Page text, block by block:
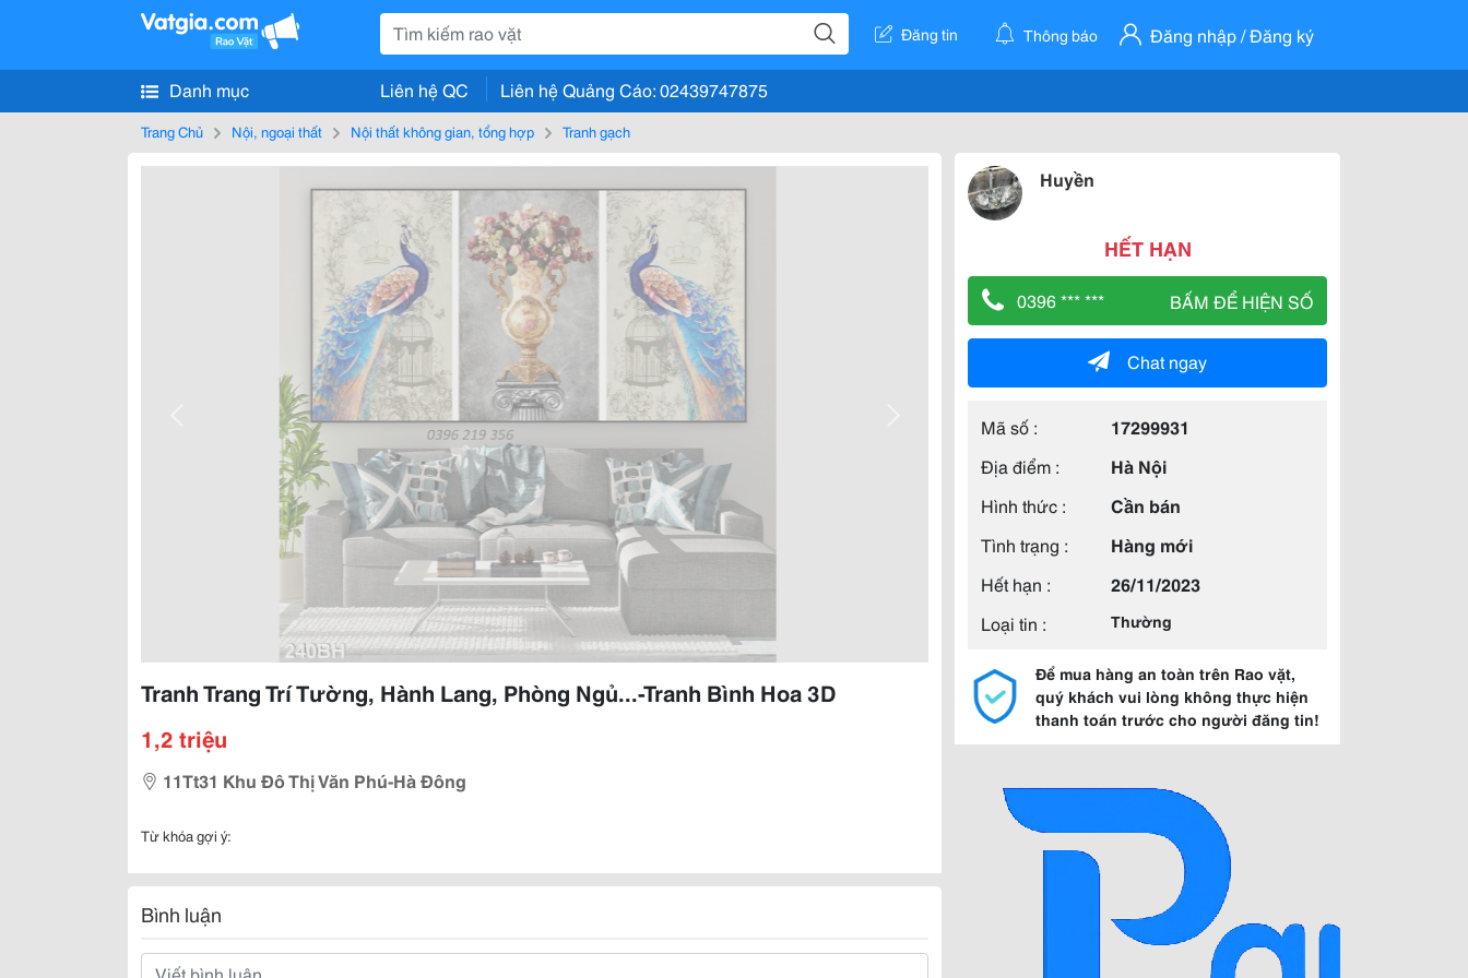
Đăng tin Thông báo Đăng nhập / Đăng ký
Danh mục Liên hệ QC Liên hệ Quảng Cáo: 02439747875
Trang Chủ Nội, ngoại thất Nội thất không gian, tổng hợp Tranh gạch
Tranh Trang Trí Tường, Hành Lang, Phòng Ngủ...-Tranh Bình Hoa 3D
1,2 triệu
11Tt31 Khu Đô Thị Văn Phú-Hà Đông
Từ khóa gợi ý:
Bình luận
Huyền
HẾT HẠN
0396 *** *** BẤM ĐỂ HIỆN SỐ
Chat ngay
Mã số :
17299931
Địa điểm :
Hà Nội
Hình thức :
Cần bán
Tình trạng :
Hàng mới
Hết hạn :
26/11/2023
Loại tin :
Thường
Để mua hàng an toàn trên Rao vặt,
quý khách vui lòng không thực hiện
thanh toán trước cho người đăng tin!